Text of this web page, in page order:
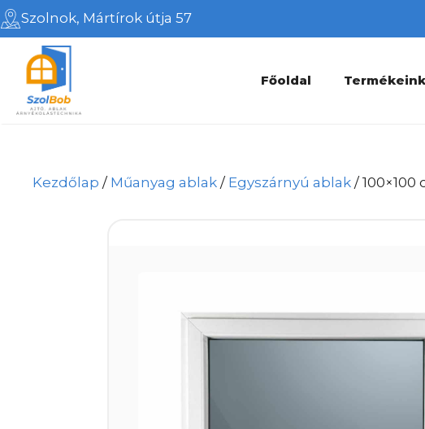
Kilépés
a
tartalomba
Szolnok, Mártírok útja 57
Főoldal Termékeink
Kezdőlap / Műanyag ablak / Egyszárnyú ablak /